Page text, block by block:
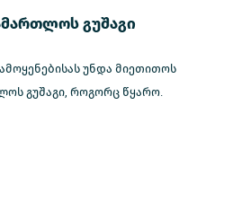
გუშაგი
უნდა მიეთითოს
გუშაგი, როგორც წყარო.